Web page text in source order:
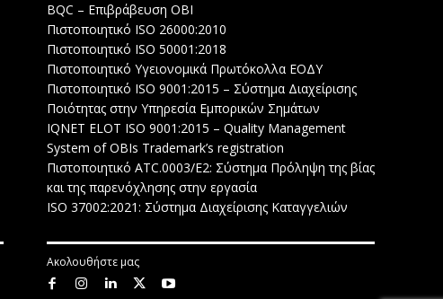
BQC – Επιβράβευση ΟΒΙ
Πιστοποιητικό ISO 26000:2010
Πιστοποιητικό ISO 50001:2018
Πιστοποιητικό Υγειονομικά Πρωτόκολλα ΕΟΔΥ
Πιστοποιητικό ISO 9001:2015 – Σύστημα Διαχείρισης
Ποιότητας στην Υπηρεσία Εμπορικών Σημάτων
IQNET ELOT ISO 9001:2015 – Quality Management
System of OBIs Trademark’s registration
Πιστοποιητικό ATC.0003/E2: Σύστημα Πρόληψη της βίας
και της παρενόχλησης στην εργασία
ISO 37002:2021: Σύστημα Διαχείρισης Καταγγελιών
Ακολουθήστε μας